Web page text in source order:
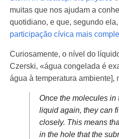
muitas que nos ajudam a
quotidiano, e que, segundo
participação cívica mais
Curiosamente, o nível do
Czerski, «água congelada é
água à temperatura ambiente],
Once the molecules in
liquid again, they can
closely. This means
in the hole that the